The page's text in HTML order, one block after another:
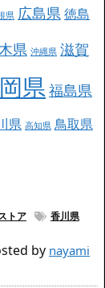
県 広島県 徳島
県 沖縄県 滋賀
県福島県
県 高知県 鳥取県
トア 香川県
by nayami